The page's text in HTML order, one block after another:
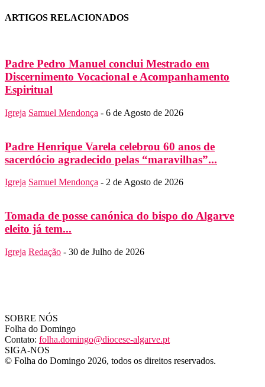
ARTIGOS RELACIONADOS
Padre Pedro Manuel conclui Mestrado em
Discernimento Vocacional e Acompanhamento
Espiritual
Igreja Samuel Mendonça - 6 de Agosto de 2026
Padre Henrique Varela celebrou 60 anos de
sacerdócio agradecido pelas “maravilhas”...
Igreja Samuel Mendonça - 2 de Agosto de 2026
Tomada de posse canónica do bispo do Algarve
eleito já tem...
Igreja Redação - 30 de Julho de 2026
SOBRE NÓS
Folha do Domingo
Contato: folha.domingo@diocese-algarve.pt
SIGA-NOS
© Folha do Domingo 2026, todos os direitos reservados.